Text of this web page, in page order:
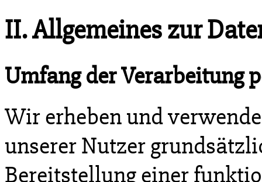
II. Allgemeines zur
Umfang der Verarbeitung
Wir erheben und
unserer Nutzer
Bereitstellung einer